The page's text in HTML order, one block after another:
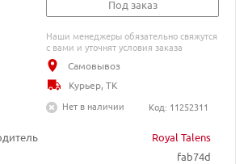
Royal Talens
fab74d
Под заказ
Наши менеджеры обязательно свяжутся
с вами и уточнят условия заказа
Самовывоз
Курьер, ТК
Нет в наличии
Код: 11252311